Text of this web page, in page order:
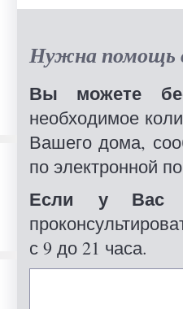
Нужна помощь
Вы можете
необходимое
Вашего дома,
по электронной
Если у Вас
с 9 до 21 часа.